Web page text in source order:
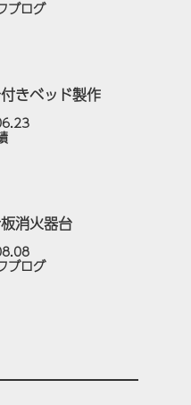
ブログ
きベッド製作
消火器台
ブログ